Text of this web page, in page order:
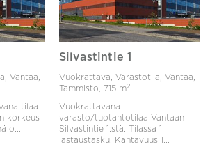
Vantaa,
tilaa
korkeus
o...
Silvastintie 1
Vuokrattava, Varastotila, Vantaa,
Tammisto,
715 m2
Vuokrattavana
varasto/tuotantotilaa Vantaan
Silvastintie 1:stä. Tilassa 1
lastaustasku. Kantavuus 1...